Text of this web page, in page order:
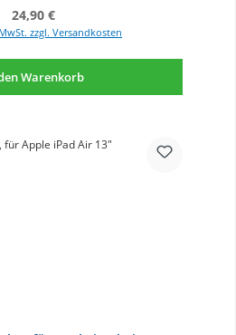
Regulärer Preis:
24,90 €
zzgl. Versandkosten
Warenkorb